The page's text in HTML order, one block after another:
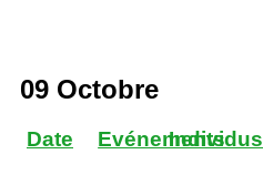
09 Octobre
Date Evénements
Individus